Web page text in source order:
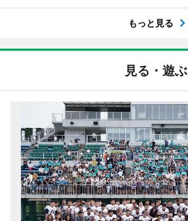
もっと見る
見る・遊ぶ